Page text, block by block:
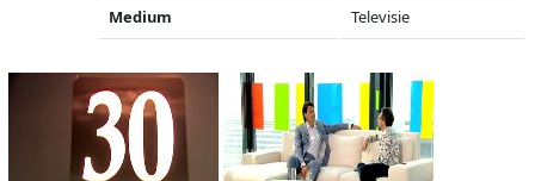
Medium Televisie